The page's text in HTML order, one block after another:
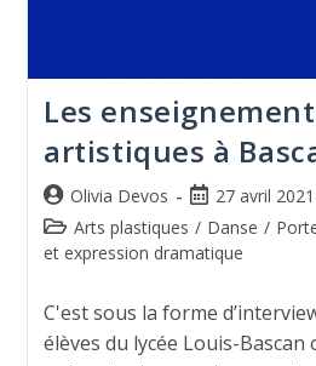
Les
artistiques à
Olivia Devos
27 avril 2021
Arts plastiques / Danse /
et expression dramatique
C'est sous la forme
élèves du lycée Louis-Bascan